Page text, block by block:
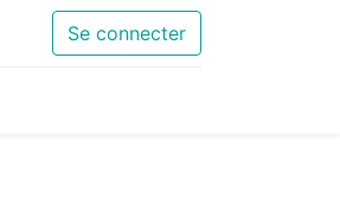
Se connecter